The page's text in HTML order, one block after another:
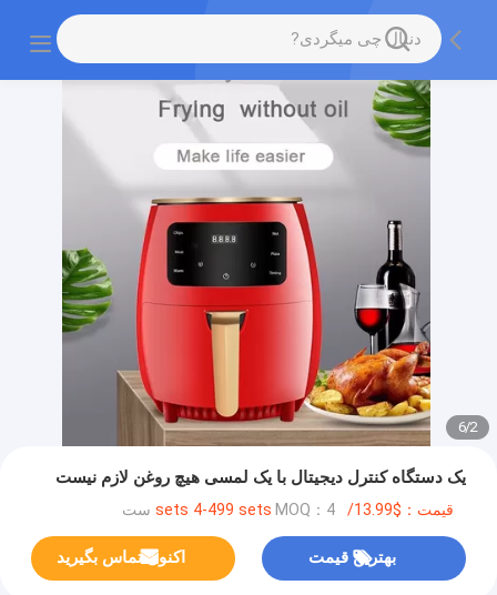
2
/
6
یک دستگاه کنترل دیجیتال با یک لمسی هیچ روغن لازم نیست
قیمت：$13.99/sets 4-499 sets MOQ：4 ست
بهترین قیمت اکنون تماس بگیرید